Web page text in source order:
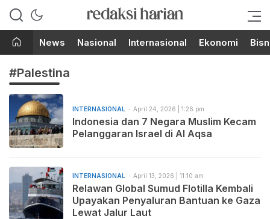
RedaksiHarian.com
Berita Terupdate dari Redaksi
News Nasional Internasional Ekonomi
#Palestina
INTERNASIONAL April 24, 2026 | 1:26 pm
Indonesia dan 7 Negara Muslim Kecam
Pelanggaran Israel di Al Aqsa
INTERNASIONAL April 13, 2026 | 11:10 am
Relawan Global Sumud Flotilla Kembali
Upayakan Penyaluran Bantuan ke Gaza
Lewat Jalur Laut